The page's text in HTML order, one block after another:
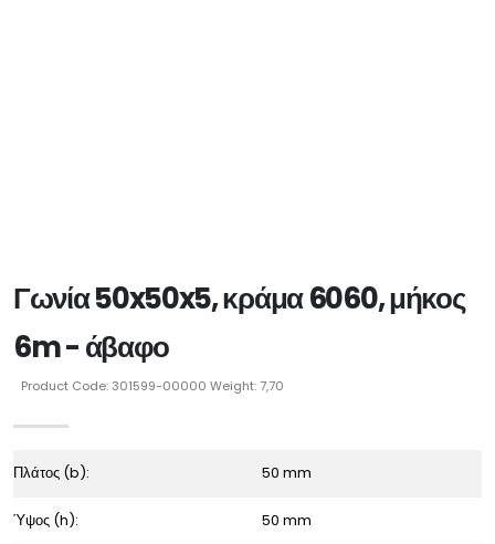
Γωνία 50x50x5, κράμα 6060, μήκος
6m - άβαφο
Product Code: 301599-00000 Weight: 7,70
Πλάτος (b): 50 mm
Ύψος (h): 50 mm